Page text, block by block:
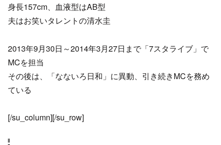
身長157cm、血液型はAB型
夫はお笑いタレントの清水圭
2013年9月30日～2014年3月27日まで「7スタライブ」で
MCを担当
その後は、「なないろ日和」に異動、引き続きMCを務め
ている
[/su_column][/su_row]